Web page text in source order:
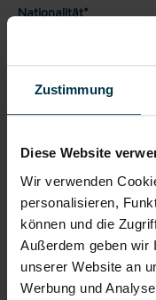
Zustimmung
Diese Website
Wir verwenden
personalisieren,
können und die
Außerdem geben wir
unserer Website an
Werbung und
Nationalität*
Bewerbungsschreiben